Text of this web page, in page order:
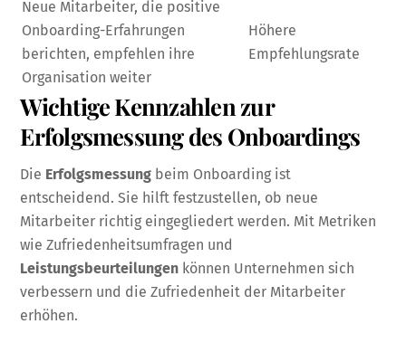
Neue Mitarbeiter, die positive
Onboarding-Erfahrungen
berichten, empfehlen ihre
Organisation weiter
Höhere
Empfehlungsrate
Wichtige Kennzahlen zur
Erfolgsmessung des Onboardings
Die Erfolgsmessung beim Onboarding ist
entscheidend. Sie hilft festzustellen, ob neue
Mitarbeiter richtig eingegliedert werden. Mit Metriken
wie Zufriedenheitsumfragen und
Leistungsbeurteilungen können Unternehmen sich
verbessern und die Zufriedenheit der Mitarbeiter
erhöhen.